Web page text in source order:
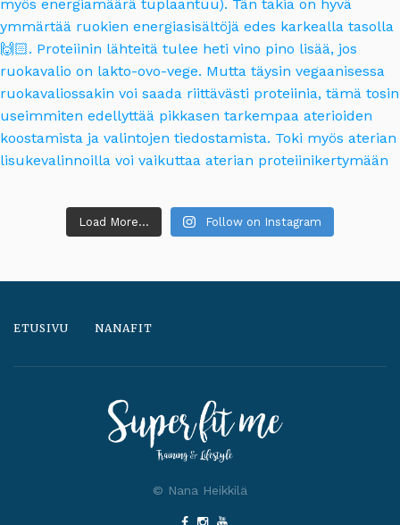
Load More... Follow on Instagram
ETUSIVU NANAFIT
© Nana Heikkilä